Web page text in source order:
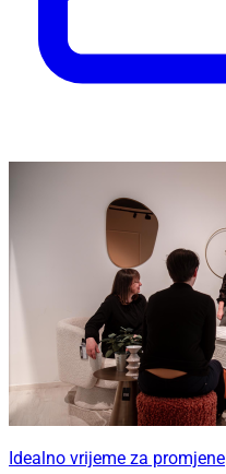
Idealno vrijeme za promjene